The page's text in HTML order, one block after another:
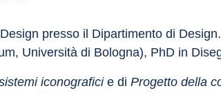
presso il Dipartimento di
Università di Bologna), PhD in
iconografici e di Progetto della